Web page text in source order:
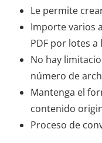
Le permite
Importe varios
PDF por lotes a
No hay
número de
Mantenga el
contenido
Proceso de